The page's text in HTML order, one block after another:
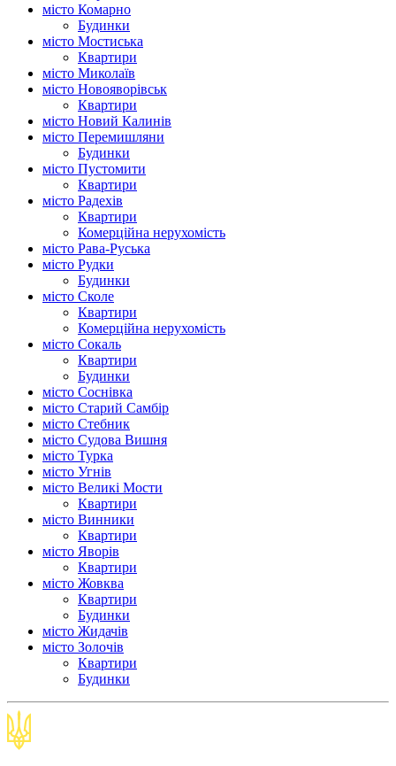
місто Комарно
Будинки
місто Мостиська
Квартири
місто Миколаїв
місто Новояворівськ
Квартири
місто Новий Калинів
місто Перемишляни
Будинки
місто Пустомити
Квартири
місто Радехів
Квартири
Комерційна нерухомість
місто Рава-Руська
місто Рудки
Будинки
місто Сколе
Квартири
Комерційна нерухомість
місто Сокаль
Квартири
Будинки
місто Соснівка
місто Старий Самбір
місто Стебник
місто Судова Вишня
місто Турка
місто Угнів
місто Великі Мости
Квартири
місто Винники
Квартири
місто Яворів
Квартири
місто Жовква
Квартири
Будинки
місто Жидачів
місто Золочів
Квартири
Будинки